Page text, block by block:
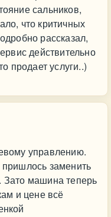
сальников,
что критичных
рассказал,
действительно
продает услуги..)
управлению.
заменить
машина теперь
и цене всё